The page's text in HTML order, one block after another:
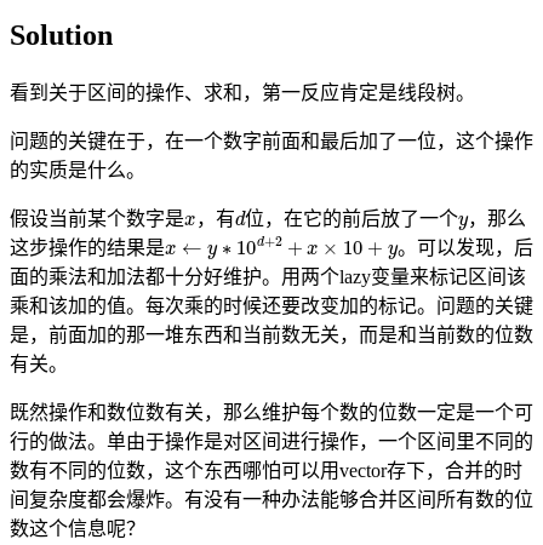
Solution
看到关于区间的操作、求和，第一反应肯定是线段树。
问题的关键在于，在一个数字前面和最后加了一位，这个操作
的实质是什么。
假设当前某个数字是 ，有 d位，在它的前后放了一个 ，那么
这步操作的结果是
y 10 d+2+ + y
。可以发现，后
面的乘法和加法都十分好维护。用两个lazy变量来标记区间该
乘和该加的值。每次乘的时候还要改变加的标记。问题的关键
是，前面加的那一堆东西和当前数无关，而是和当前数的位数
有关。
既然操作和数位数有关，那么维护每个数的位数一定是一个可
行的做法。单由于操作是对区间进行操作，一个区间里不同的
数有不同的位数，这个东西哪怕可以用vector存下，合并的时
间复杂度都会爆炸。有没有一种办法能够合并区间所有数的位
数这个信息呢？